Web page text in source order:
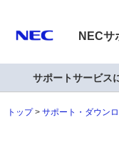
NECサ
サポートサービス
トップ サポート・ダウン